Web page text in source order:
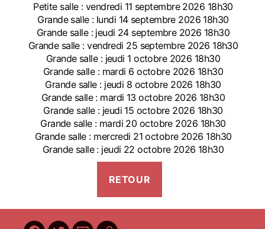
Petite salle : vendredi 11 septembre 2026 18h30
Grande salle : lundi 14 septembre 2026 18h30
Grande salle : jeudi 24 septembre 2026 18h30
Grande salle : vendredi 25 septembre 2026 18h30
Grande salle : jeudi 1 octobre 2026 18h30
Grande salle : mardi 6 octobre 2026 18h30
Grande salle : jeudi 8 octobre 2026 18h30
Grande salle : mardi 13 octobre 2026 18h30
Grande salle : jeudi 15 octobre 2026 18h30
Grande salle : mardi 20 octobre 2026 18h30
Grande salle : mercredi 21 octobre 2026 18h30
Grande salle : jeudi 22 octobre 2026 18h30